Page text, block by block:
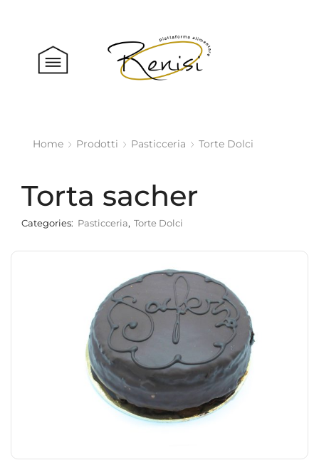
Home Prodotti Pasticceria Torte Dolci
Torta sacher
Categories: Pasticceria, Torte Dolci